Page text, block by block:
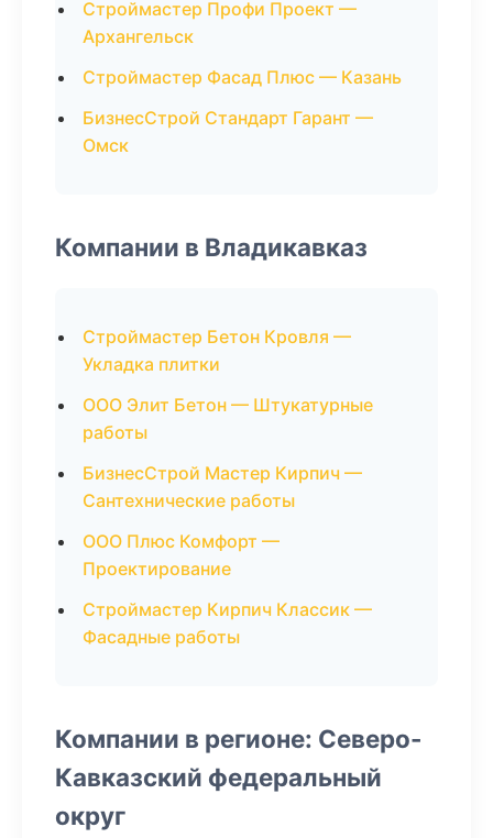
Строймастер Профи Проект —
Архангельск
Строймастер Фасад Плюс — Казань
БизнесСтрой Стандарт Гарант —
Омск
Компании в Владикавказ
Строймастер Бетон Кровля —
Укладка плитки
ООО Элит Бетон — Штукатурные
работы
БизнесСтрой Мастер Кирпич —
Сантехнические работы
ООО Плюс Комфорт —
Проектирование
Строймастер Кирпич Классик —
Фасадные работы
Компании в регионе: Северо-
Кавказский федеральный
округ